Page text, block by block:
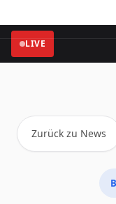
LIVE
Zurück zu News